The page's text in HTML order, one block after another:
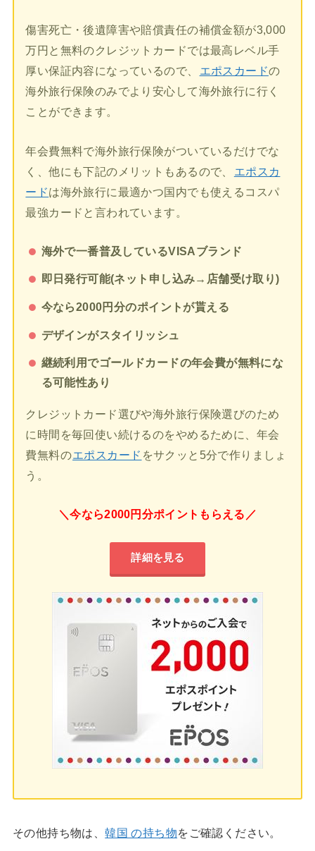
傷害死亡・後遺障害や賠償責任の補償金額が3,000
万円と無料のクレジットカードでは最高レベル手
厚い保証内容になっているので、
エポスカードの
海外旅行保険のみでより安心して海外旅行に行く
ことができます。
年会費無料で海外旅行保険がついているだけでな
く、他にも下記のメリットもあるので、
エポスカ
ードは海外旅行に最適かつ国内でも使えるコスパ
最強カードと言われています。
海外で一番普及しているVISAブランド
即日発行可能(ネット申し込み→店舗受け取り)
今なら2000円分のポイントが貰える
デザインがスタイリッシュ
継続利用でゴールドカードの年会費が無料にな
る可能性あり
クレジットカード選びや海外旅行保険選びのため
に時間を毎回使い続けるのをやめるために、年会
費無料のエポスカード をサクッと5分で作りましょ
う。
＼今なら2000円分ポイントもらえる／
詳細を見る
その他持ち物は、韓国 の持ち物をご確認ください。